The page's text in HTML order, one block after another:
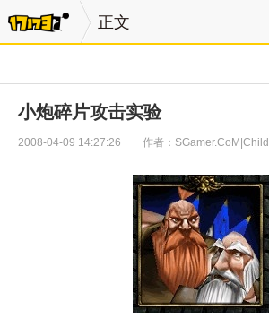
正文
小炮碎片攻击实验
2008-04-09 14:27:26 作者：SGamer.CoM|Child